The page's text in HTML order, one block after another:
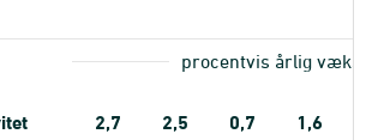
procentvis årlig vækst
2,7 2,5 0,7
1,6